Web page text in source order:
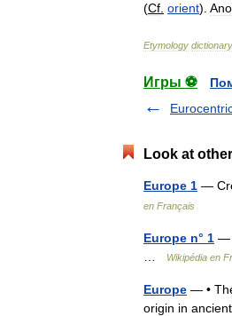
(Cf orient).
Etymology dictionary
Игры ⚽
Look at
Europe 1 —
en Français
Europe n° 1 —
Wikipédia en
Europe — •
origin in